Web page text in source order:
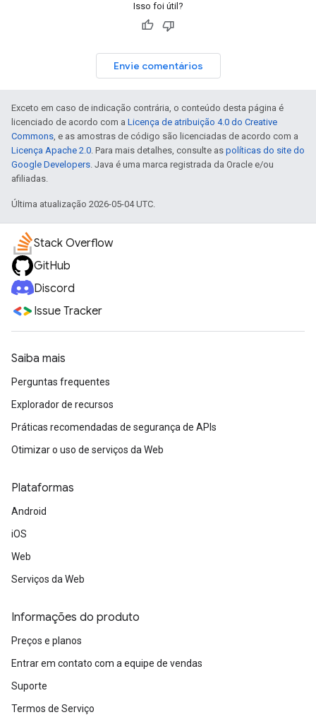
Isso foi útil?
Envie comentários
Exceto em caso de indicação contrária, o conteúdo desta página é
licenciado de acordo com a Licença de atribuição 4.0 do Creative
Commons, e as amostras de código são licenciadas de acordo com a
Licença Apache 2.0. Para mais detalhes, consulte as políticas do site do
Google Developers. Java é uma marca registrada da Oracle e/ou
afiliadas.
Última atualização 2026-05-04 UTC.
Stack Overflow
GitHub
Discord
Issue Tracker
Saiba mais
Perguntas frequentes
Explorador de recursos
Práticas recomendadas de segurança de APIs
Otimizar o uso de serviços da Web
Plataformas
Android
iOS
Web
Serviços da Web
Informações do produto
Preços e planos
Entrar em contato com a equipe de vendas
Suporte
Termos de Serviço